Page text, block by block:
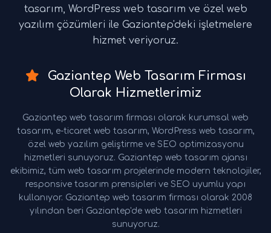
tasarım, WordPress web tasarım ve özel web
yazılım çözümleri ile Gaziantep'deki işletmelere
hizmet veriyoruz.
Gaziantep Web Tasarım Firması
Olarak Hizmetlerimiz
Gaziantep web tasarım firması olarak kurumsal web
tasarım, e-ticaret web tasarım, WordPress web tasarım,
özel web yazılım geliştirme ve SEO optimizasyonu
hizmetleri sunuyoruz. Gaziantep web tasarım ajansı
ekibimiz, tüm web tasarım projelerinde modern teknolojiler,
responsive tasarım prensipleri ve SEO uyumlu yapı
kullanıyor. Gaziantep web tasarım firması olarak 2008
yılından beri Gaziantep'de web tasarım hizmetleri
sunuyoruz.